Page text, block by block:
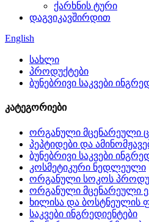
ქარხნის ტური
დაგვიკავშირდით
English
სახლი
პროდუქტები
ბუნებრივი საკვები
კატეგორიები
ორგანული მცენარეული
პეპტიდები და
ბუნებრივი საკვები
კოსმეტიკური ნედლეული
ორგანული სოკოს
ორგანული მცენარეული
ხილისა და ბოსტნეულის
საკვები ინგრედიენტები